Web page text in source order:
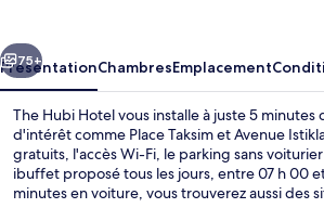
Suivant
75+
PrésentationChambresEmplacement
The Hubi Hotel vous installe à juste 5
d'intérêt comme Place Taksim et Avenue
gratuits, l'accès Wi-Fi, le parking sans
ibuffet proposé tous les jours, entre 07 h 00
minutes en voiture, vous trouverez aussi des